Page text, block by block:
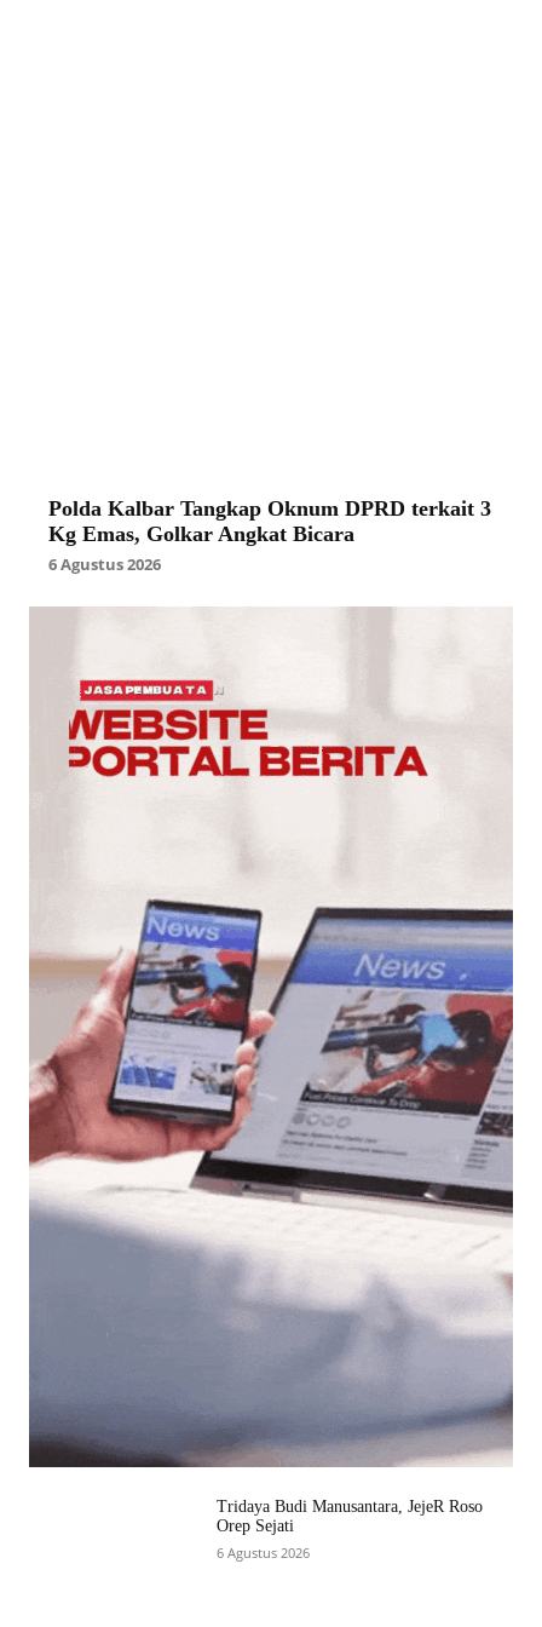
Polda Kalbar Tangkap Oknum DPRD terkait 3
Kg Emas, Golkar Angkat Bicara
6 Agustus 2026
Tridaya Budi Manusantara, JejeR Roso
Orep Sejati
6 Agustus 2026